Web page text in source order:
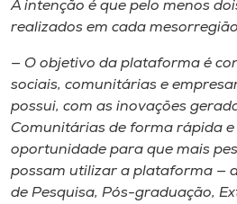
A intenção é que pelo menos
realizados em cada
— O objetivo da plataforma é
sociais, comunitárias e
possui, com as inovações
Comunitárias de forma rápida
oportunidade para que mais
possam utilizar a plataforma —
de Pesquisa, Pós-graduação,